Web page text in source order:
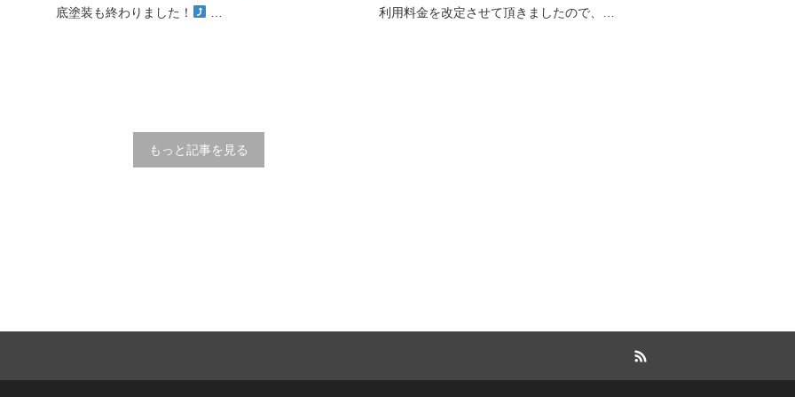
底塗装も終わりました！
利用料金を改定させて頂きましたので、…
もっと記事を見る